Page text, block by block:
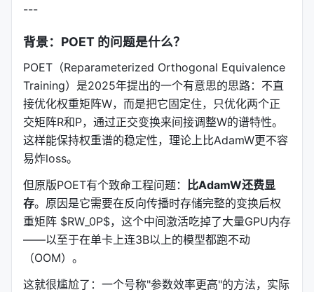
---
背景：POET 的问题是什么？
POET（Reparameterized Orthogonal Equivalence
Training）是2025年提出的一个有意思的思路：不直
接优化权重矩阵W，而是把它固定住，只优化两个正
交矩阵R和P，通过正交变换来间接调整W的谱特性。
这样能保持权重谱的稳定性，理论上比AdamW更不容
易炸loss。
但原版POET有个致命工程问题： 比AdamW还费显
存。原因是它需要在反向传播时存储完整的变换后权
重矩阵 $RW_0P$，这个中间激活吃掉了大量GPU内存
——以至于在单卡上连3B以上的模型都跑不动
（OOM）。
这就很尴尬了：一个号称"参数效率更高"的方法，实际